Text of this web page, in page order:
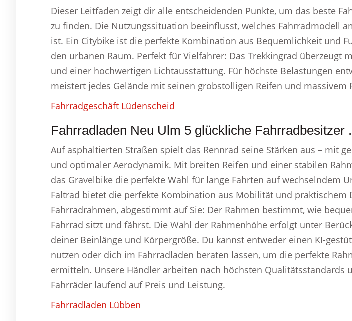
Dieser Leitfaden zeigt dir alle entscheidenden Punkte, um das beste
zu finden. Die Nutzungssituation beeinflusst, welches Fahrradmodell
ist. Ein Citybike ist die perfekte Kombination aus Bequemlichkeit und
den urbanen Raum. Perfekt für Vielfahrer: Das Trekkingrad überzeugt
und einer hochwertigen Lichtausstattung. Für höchste Belastungen
meistert jedes Gelände mit seinen grobstolligen Reifen und massivem
Fahrradgeschäft Lüdenscheid
Fahrradladen Neu Ulm 5 glückliche Fahrradbesitzer .
Auf asphaltierten Straßen spielt das Rennrad seine Stärken aus – mit
und optimaler Aerodynamik. Mit breiten Reifen und einer stabilen
das Gravelbike die perfekte Wahl für lange Fahrten auf wechselndem
Faltrad bietet die perfekte Kombination aus Mobilität und praktischem
Fahrradrahmen, abgestimmt auf Sie: Der Rahmen bestimmt, wie
Fahrrad sitzt und fährst. Die Wahl der Rahmenhöhe erfolgt unter
deiner Beinlänge und Körpergröße. Du kannst entweder einen KI-
nutzen oder dich im Fahrradladen beraten lassen, um die perfekte
ermitteln. Unsere Händler arbeiten nach höchsten Qualitätsstandards
Fahrräder laufend auf Preis und Leistung.
Fahrradladen Lübben